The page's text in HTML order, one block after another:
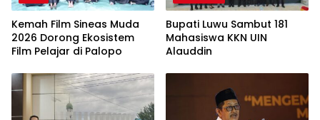
Kemah Film Sineas Muda
2026 Dorong Ekosistem
Film Pelajar di Palopo
Bupati Luwu Sambut 181
Mahasiswa KKN UIN
Alauddin